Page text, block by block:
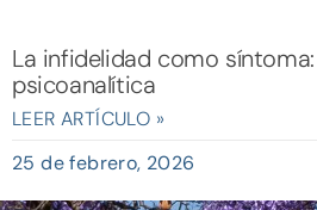
La infidelidad como
psicoanalítica
LEER ARTÍCULO »
25 de febrero, 2026